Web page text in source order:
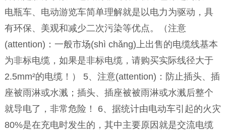
电瓶车、电动游览车简单理解就是以电力为驱动，具
有环保、美观和减少二次污染等优点。（注意
(attention)：一般市场(shì chǎng)上出售的电缆线基本
为非标电缆，如果是非标电缆，请购买实际线径大于
2.5mm²的电缆！） 5、注意(attention)：防止插头、插
座被雨淋或水溅；插头、插座被被雨淋或水溅后整个
就导电了，非常危险！ 6、据统计由电动车引起的火灾
80%是在充电时发生的，其中主要原因就是交流电缆